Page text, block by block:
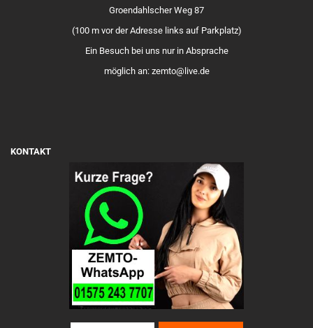
Groendahlscher Weg 87
(100 m vor der Adresse links auf Parkplatz)
Ein Besuch bei uns nur in Absprache
möglich an: zemto@live.de
KONTAKT